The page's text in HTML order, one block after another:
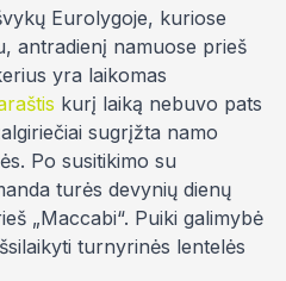
Eurolygoje, kuriose
antradienį namuose prieš
yra laikomas
kurį laiką nebuvo pats
sugrįžta namo
Po susitikimo su
turės devynių dienų
„Maccabi“. Puiki galimybė
turnyrinės lentelės